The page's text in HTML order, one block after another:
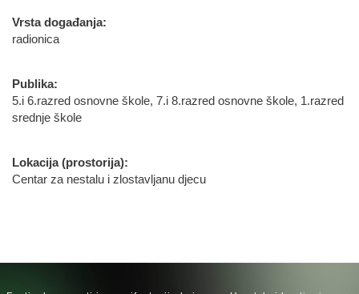
Vrsta događanja:
radionica
Publika:
5.i 6.razred osnovne škole, 7.i 8.razred osnovne škole, 1.razred
srednje škole
Lokacija (prostorija):
Centar za nestalu i zlostavljanu djecu